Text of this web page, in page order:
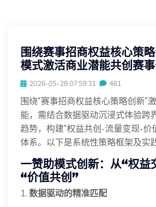
围绕赛事招商权益核心策
模式激活商业潜能共创赛
2026-05-28 07:59:31 461
围绕“赛事招商权益核心策略创新”
能，需结合数据驱动沉浸式体验跨
趋势，构建“权益共创-流量变现-价
体系。以下是系统性策略框架及实
一赞助模式创新：从“权益
“价值共创”
1.数据驱动的精准匹配